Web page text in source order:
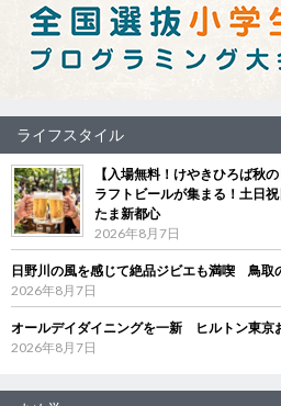
ライフスタイル
【入場無料！けやきひろば秋
ラフトビールが集まる！土日
たま新都心
2026年8月7日
日野川の風を感じて絶品ジビエも満喫 鳥取
2026年8月7日
オールデイダイニングを一新 ヒルトン東京
2026年8月7日